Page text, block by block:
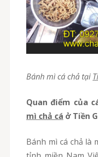
Bánh mì cá chả tại
Quan điểm của
mì chả cá ở Tiền
Bánh mì cá chả là món ăn đã có từ lâu tại các